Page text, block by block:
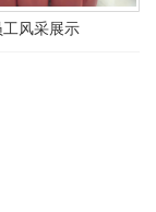
工风采展示